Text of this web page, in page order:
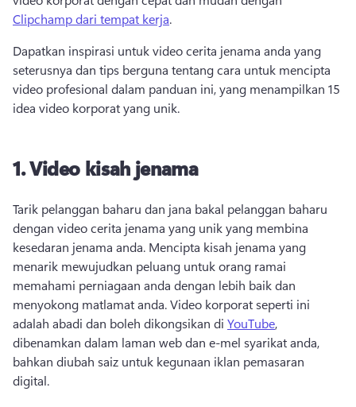
Clipchamp dari tempat kerja.
Dapatkan inspirasi untuk video cerita jenama anda yang
seterusnya dan tips berguna tentang cara untuk mencipta
video profesional dalam panduan ini, yang menampilkan 15
idea video korporat yang unik.
1.Video kisah jenama
Tarik pelanggan baharu dan jana bakal pelanggan baharu
dengan video cerita jenama yang unik yang membina
kesedaran jenama anda. Mencipta kisah jenama yang
menarik mewujudkan peluang untuk orang ramai
memahami perniagaan anda dengan lebih baik dan
menyokong matlamat anda. Video korporat seperti ini
adalah abadi dan boleh dikongsikan di YouTube,
dibenamkan dalam laman web dan e-mel syarikat anda,
bahkan diubah saiz untuk kegunaan iklan pemasaran
digital.